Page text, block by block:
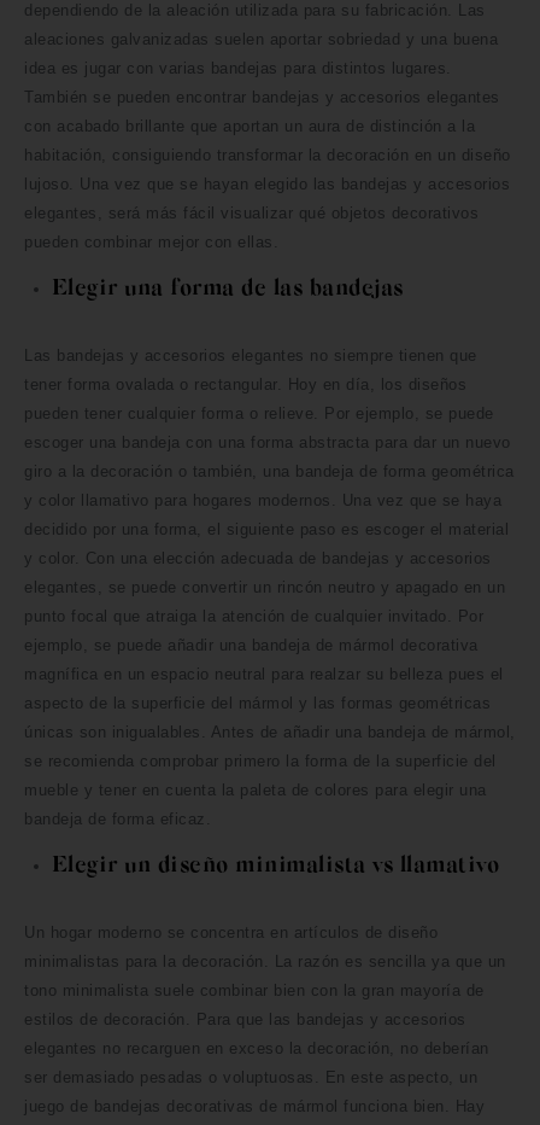
dependiendo de la aleación utilizada para su fabricación. Las
aleaciones galvanizadas suelen aportar sobriedad y una buena
idea es jugar con varias bandejas para distintos lugares.
También se pueden encontrar bandejas y accesorios elegantes
con acabado brillante que aportan un aura de distinción a la
habitación, consiguiendo transformar la decoración en un diseño
lujoso. Una vez que se hayan elegido las bandejas y accesorios
elegantes, será más fácil visualizar qué objetos decorativos
pueden combinar mejor con ellas.
Elegir una forma de las bandejas
Las bandejas y accesorios elegantes no siempre tienen que
tener forma ovalada o rectangular. Hoy en día, los diseños
pueden tener cualquier forma o relieve. Por ejemplo, se puede
escoger una bandeja con una forma abstracta para dar un nuevo
giro a la decoración o también, una bandeja de forma geométrica
y color llamativo para hogares modernos. Una vez que se haya
decidido por una forma, el siguiente paso es escoger el material
y color. Con una elección adecuada de bandejas y accesorios
elegantes, se puede convertir un rincón neutro y apagado en un
punto focal que atraiga la atención de cualquier invitado. Por
ejemplo, se puede añadir una bandeja de mármol decorativa
magnífica en un espacio neutral para realzar su belleza pues el
aspecto de la superficie del mármol y las formas geométricas
únicas son inigualables. Antes de añadir una bandeja de mármol,
se recomienda comprobar primero la forma de la superficie del
mueble y tener en cuenta la paleta de colores para elegir una
bandeja de forma eficaz.
Elegir un diseño minimalista vs llamativo
Un hogar moderno se concentra en artículos de diseño
minimalistas para la decoración. La razón es sencilla ya que un
tono minimalista suele combinar bien con la gran mayoría de
estilos de decoración. Para que las bandejas y accesorios
elegantes no recarguen en exceso la decoración, no deberían
ser demasiado pesadas o voluptuosas. En este aspecto, un
juego de bandejas decorativas de mármol funciona bien. Hay